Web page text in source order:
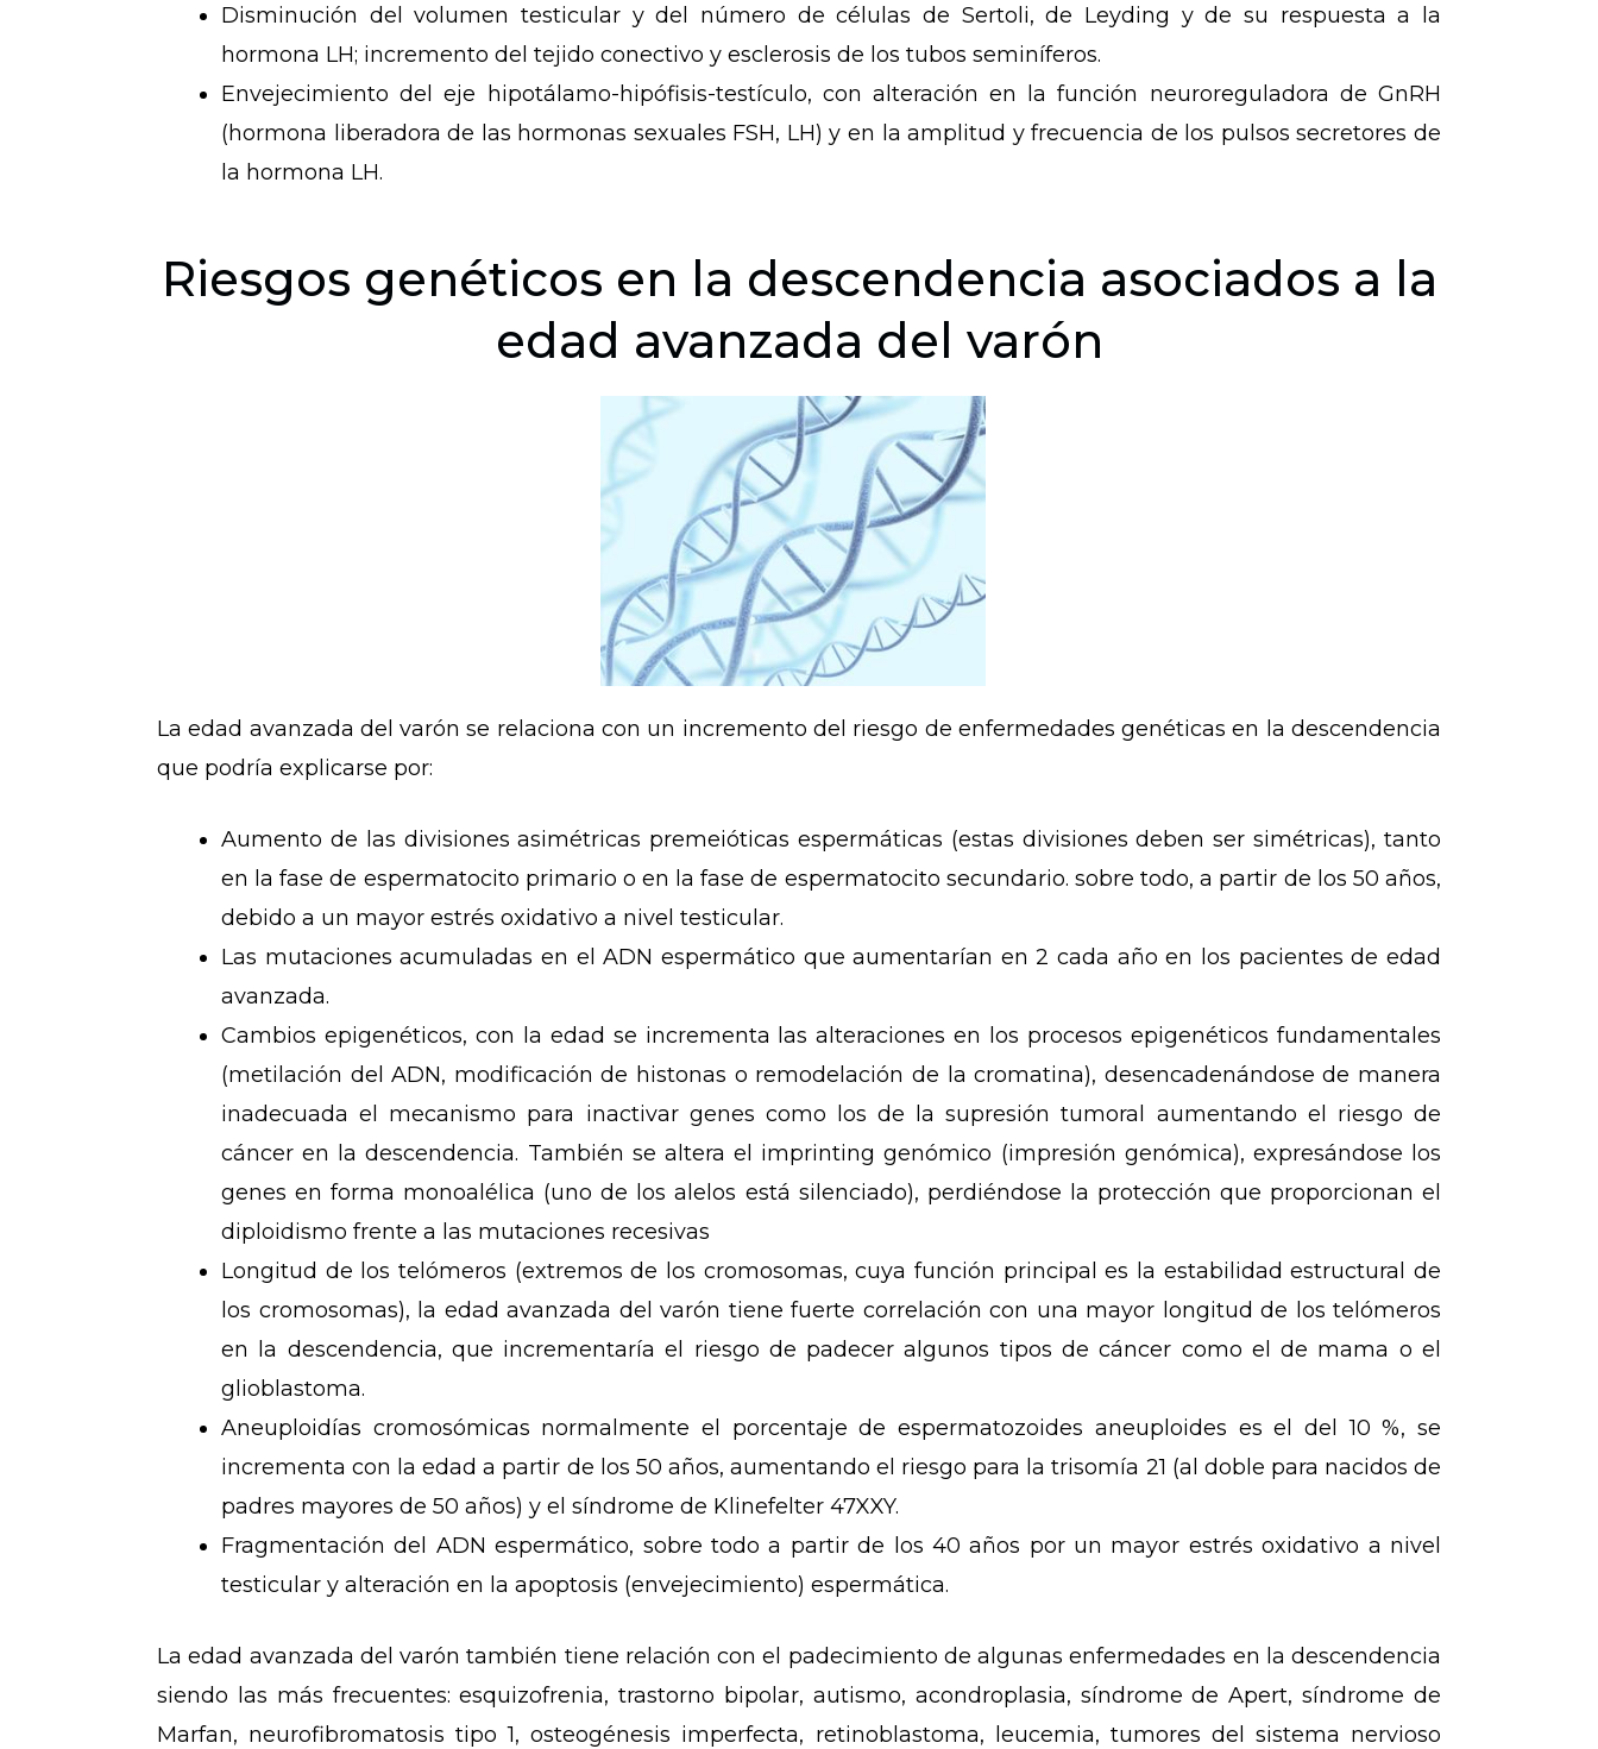
Disminución del volumen testicular y del número de células de Sertoli, de Leyding y de su respuesta a la
hormona LH; incremento del tejido conectivo y esclerosis de los tubos seminíferos.
Envejecimiento del eje hipotálamo-hipófisis-testículo, con alteración en la función neuroreguladora de GnRH
(hormona liberadora de las hormonas sexuales FSH, LH) y en la amplitud y frecuencia de los pulsos secretores de
la hormona LH.
Riesgos genéticos en la descendencia asociados a la
edad avanzada del varón
La edad avanzada del varón se relaciona con un incremento del riesgo de enfermedades genéticas en la descendencia
que podría explicarse por:
Aumento de las divisiones asimétricas premeióticas espermáticas (estas divisiones deben ser simétricas), tanto
en la fase de espermatocito primario o en la fase de espermatocito secundario. sobre todo, a partir de los 50 años,
debido a un mayor estrés oxidativo a nivel testicular.
Las mutaciones acumuladas en el ADN espermático que aumentarían en 2 cada año en los pacientes de edad
avanzada.
Cambios epigenéticos, con la edad se incrementa las alteraciones en los procesos epigenéticos fundamentales
(metilación del ADN, modificación de histonas o remodelación de la cromatina), desencadenándose de manera
inadecuada el mecanismo para inactivar genes como los de la supresión tumoral aumentando el riesgo de
cáncer en la descendencia. También se altera el imprinting genómico (impresión genómica), expresándose los
genes en forma monoalélica (uno de los alelos está silenciado), perdiéndose la protección que proporcionan el
diploidismo frente a las mutaciones recesivas
Longitud de los telómeros (extremos de los cromosomas, cuya función principal es la estabilidad estructural de
los cromosomas), la edad avanzada del varón tiene fuerte correlación con una mayor longitud de los telómeros
en la descendencia, que incrementaría el riesgo de padecer algunos tipos de cáncer como el de mama o el
glioblastoma.
Aneuploidías cromosómicas normalmente el porcentaje de espermatozoides aneuploides es el del 10 %, se
incrementa con la edad a partir de los 50 años, aumentando el riesgo para la trisomía 21 (al doble para nacidos de
padres mayores de 50 años) y el síndrome de Klinefelter 47XXY.
Fragmentación del ADN espermático, sobre todo a partir de los 40 años por un mayor estrés oxidativo a nivel
testicular y alteración en la apoptosis (envejecimiento) espermática.
La edad avanzada del varón también tiene relación con el padecimiento de algunas enfermedades en la descendencia
siendo las más frecuentes: esquizofrenia, trastorno bipolar, autismo, acondroplasia, síndrome de Apert, síndrome de
Marfan, neurofibromatosis tipo 1, osteogénesis imperfecta, retinoblastoma, leucemia, tumores del sistema nervioso